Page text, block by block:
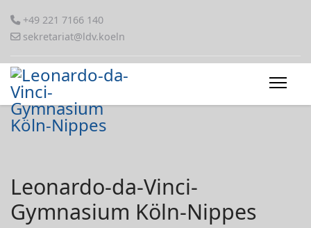
+49 221 7166 140
sekretariat@ldv.koeln
Leonardo-da-Vinci-
Gymnasium Köln-Nippes